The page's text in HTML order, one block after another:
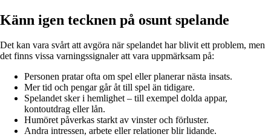
Känn igen tecknen på osunt spelande
Det kan vara svårt att avgöra när spelandet har blivit ett problem, men
det finns vissa varningssignaler att vara uppmärksam på:
Personen pratar ofta om spel eller planerar nästa insats.
Mer tid och pengar går åt till spel än tidigare.
Spelandet sker i hemlighet – till exempel dolda appar,
kontoutdrag eller lån.
Humöret påverkas starkt av vinster och förluster.
Andra intressen, arbete eller relationer blir lidande.